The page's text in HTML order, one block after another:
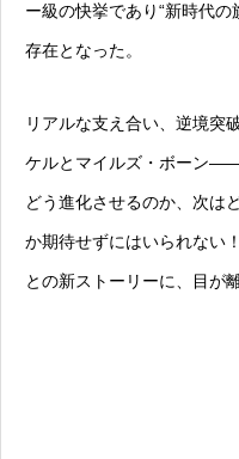
ー級の快挙であり“新時代
存在となった。
リアルな支え合い、逆境突
ケルとマイルズ・ボーン
どう進化させるのか、次は
か期待せずにはいられない
との新ストーリーに、目が